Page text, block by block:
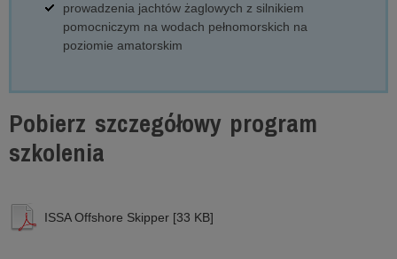
prowadzenia jachtów żaglowych z silnikiem
pomocniczym na wodach pełnomorskich na
poziomie amatorskim
Pobierz szczegółowy program
szkolenia
ISSA Offshore Skipper [33 KB]